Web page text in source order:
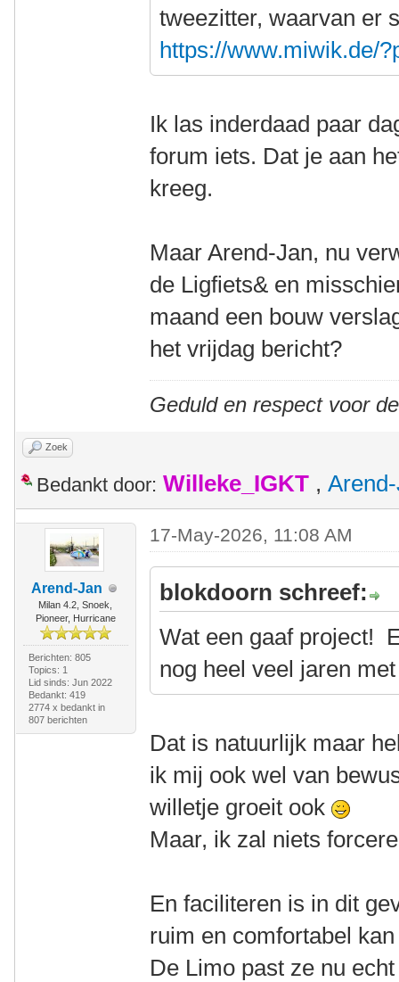
tweezitter, waarvan er
https://www.miwik.de/
Ik las inderdaad paar
forum iets. Dat je aan
kreeg.
Maar Arend-Jan, nu
de Ligfiets& en
maand een bouw
het vrijdag bericht?
Geduld en respect voor
Zoek
Bedankt door: Willeke_IGKT ,
Arend-Jan
Milan 4.2, Snoek,
Pioneer, Hurricane
Berichten: 805
Topics: 1
Lid sinds: Jun 2022
Bedankt: 419
2774 x bedankt in
807 berichten
17-May-2026, 11:08 AM
blokdoorn schreef:
Wat een gaaf project!
nog heel veel jaren
Dat is natuurlijk maar
ik mij ook wel van
willetje groeit ook
Maar, ik zal niets
En faciliteren is in dit
ruim en comfortabel
De Limo past ze nu